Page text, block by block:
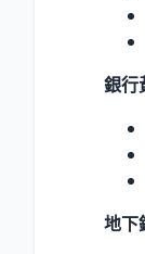
銀行
地下